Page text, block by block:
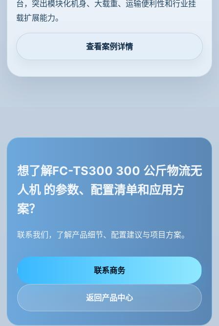
台，突出模块化机身、大载重、运输便利性和行业挂
载扩展能力。
查看案例详情
想了解FC-TS300 300 公斤物流无
人机 的参数、配置清单和应用方
案？
联系我们，了解产品细节、配置建议与项目方案。
联系商务
返回产品中心